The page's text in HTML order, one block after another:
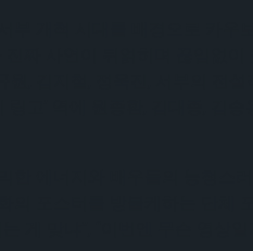
짜 사연이 뒤얽히며 끊임없
, 김지철, 정욱진, 서부의 전
고’ 역에 원종환, 김대종, 김
한 에너지와 배우들의 능청
포스터를 방불케하는 단체